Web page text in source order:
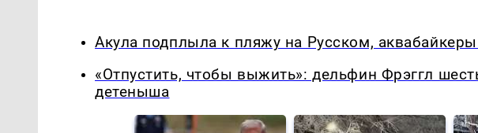
Акула подплыла к пляжу на Русском,
«Отпустить, чтобы выжить»: дельфин Фрэггл
детеныша